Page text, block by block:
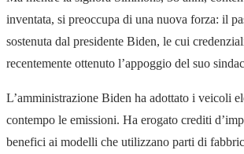
inventata, si preoccupa di una nuova forza: il
sostenuta dal presidente Biden, le cui
recentemente ottenuto l’appoggio del suo
L’amministrazione Biden ha adottato i veicoli
contempo le emissioni. Ha erogato crediti
benefici ai modelli che utilizzano parti di